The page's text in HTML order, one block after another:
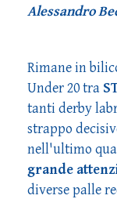
Alessandro
Rimane in
Under 20 tra
tanti derby
strappo
nell'ultimo
grande
diverse palle